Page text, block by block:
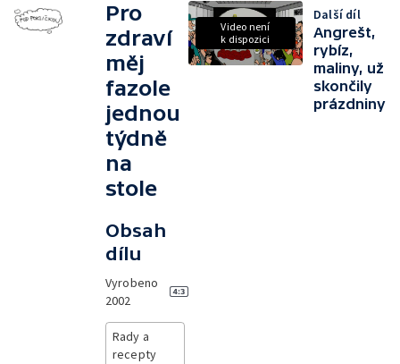
Pro
zdraví
měj
fazole
jednou
týdně
na
stole
Obsah
dílu
Vyrobeno
2002
Rady a
recepty
Video není
k dispozici
Další díl
Angrešt,
rybíz,
maliny, už
skončily
prázdniny